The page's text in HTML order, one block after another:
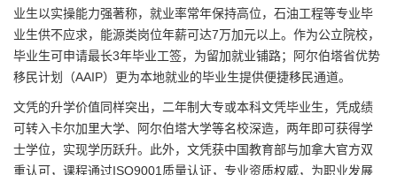
业生以实操能力强著称，就业率常年保持高位，石油工程等专业毕
业生供不应求，能源类岗位年薪可达7万加元以上。作为公立院校，
毕业生可申请最长3年毕业工签，为留加就业铺路；阿尔伯塔省优势
移民计划（AAIP）更为本地就业的毕业生提供便捷移民通道。
文凭的升学价值同样突出，二年制大专或本科文凭毕业生，凭成绩
可转入卡尔加里大学、阿尔伯塔大学等名校深造，两年即可获得学
士学位，实现学历跃升。此外，文凭获中国教育部与加拿大官方双
重认可，课程通过ISO9001质量认证，专业资质权威，为职业发展